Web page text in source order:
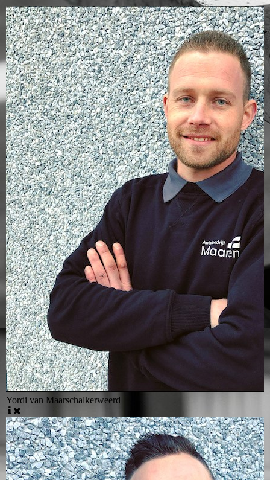
Yordi van Maarschalkerweerd